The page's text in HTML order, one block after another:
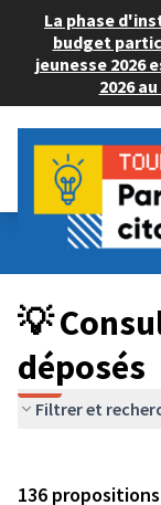
La phase
budget
jeunesse 2026
2026
Budget Participatif
💡 Consulter les
💡
déposés
Filtrer et
136 propositions